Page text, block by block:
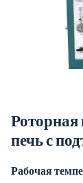
печь с
Рабочая